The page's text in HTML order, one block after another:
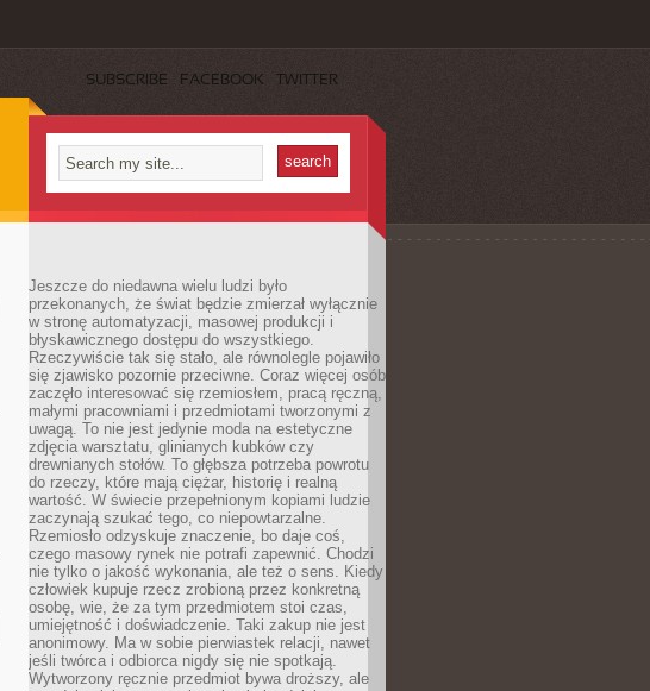
SUBSCRIBE FACEBOOK TWITTER
Jeszcze do niedawna wielu ludzi było
przekonanych, że świat będzie zmierzał wyłącznie
w stronę automatyzacji, masowej produkcji i
błyskawicznego dostępu do wszystkiego.
Rzeczywiście tak się stało, ale równolegle pojawiło
się zjawisko pozornie przeciwne. Coraz więcej osób
zaczęło interesować się rzemiosłem, pracą ręczną,
małymi pracowniami i przedmiotami tworzonymi z
uwagą. To nie jest jedynie moda na estetyczne
zdjęcia warsztatu, glinianych kubków czy
drewnianych stołów. To głębsza potrzeba powrotu
do rzeczy, które mają ciężar, historię i realną
wartość. W świecie przepełnionym kopiami ludzie
zaczynają szukać tego, co niepowtarzalne.
Rzemiosło odzyskuje znaczenie, bo daje coś,
czego masowy rynek nie potrafi zapewnić. Chodzi
nie tylko o jakość wykonania, ale też o sens. Kiedy
człowiek kupuje rzecz zrobioną przez konkretną
osobę, wie, że za tym przedmiotem stoi czas,
umiejętność i doświadczenie. Taki zakup nie jest
anonimowy. Ma w sobie pierwiastek relacji, nawet
jeśli twórca i odbiorca nigdy się nie spotkają.
Wytworzony ręcznie przedmiot bywa droższy, ale